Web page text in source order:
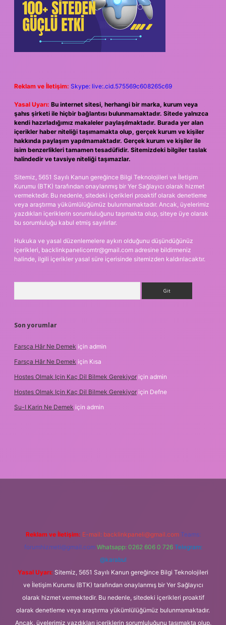
Reklam ve İletişim: Skype: live:.cid.575569c608265c69
Yasal Uyarı: Bu internet sitesi, herhangi bir marka, kurum veya
şahıs şirketi ile hiçbir bağlantısı bulunmamaktadır. Sitede yalnızca
kendi hazırladığımız makaleler paylaşılmaktadır. Burada yer alan
içerikler haber niteliği taşımamakta olup, gerçek kurum ve kişiler
hakkında paylaşım yapılmamaktadır. Gerçek kurum ve kişiler ile
isim benzerlikleri tamamen tesadüfidir. Sitemizdeki bilgiler taslak
halindedir ve tavsiye niteliği taşımazlar.
Sitemiz, 5651 Sayılı Kanun gereğince Bilgi Teknolojileri ve İletişim
Kurumu (BTK) tarafından onaylanmış bir Yer Sağlayıcı olarak hizmet
vermektedir. Bu nedenle, sitedeki içerikleri proaktif olarak denetleme
veya araştırma yükümlülüğümüz bulunmamaktadır. Ancak, üyelerimiz
yazdıkları içeriklerin sorumluluğunu taşımakta olup, siteye üye olarak
bu sorumluluğu kabul etmiş sayılırlar.
Hukuka ve yasal düzenlemelere aykırı olduğunu düşündüğünüz
içerikleri, backlinkpanelicomtr@gmail.com adresine bildirmeniz
halinde, ilgili içerikler yasal süre içerisinde sitemizden kaldırılacaktır.
Son yorumlar
Farsça Hâr Ne Demek için admin
Farsça Hâr Ne Demek için Kısa
Hostes Olmak Için Kaç Dil Bilmek Gerekiyor için admin
Hostes Olmak Için Kaç Dil Bilmek Gerekiyor için Defne
Su-I Karin Ne Demek için admin
Reklam ve İletişim: E-mail: backlinkpaneli@gmail.com Teams:
forumhizmeti@gmail.com Whatsapp: 0262 606 0 726 Telegram:
@karabul
Yasal Uyarı: Sitemiz, 5651 Sayılı Kanun gereğince Bilgi Teknolojileri
ve İletişim Kurumu (BTK) tarafından onaylanmış bir Yer Sağlayıcı
olarak hizmet vermektedir. Bu nedenle, sitedeki içerikleri proaktif
olarak denetleme veya araştırma yükümlülüğümüz bulunmamaktadır.
Ancak, üyelerimiz yazdıkları içeriklerin sorumluluğunu taşımakta olup,